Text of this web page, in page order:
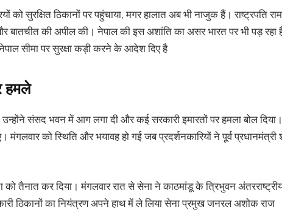
को सुरक्षित ठिकानों पर पहुंचाया, मगर हालात अब भी नाजुक हैं। राष्ट्रपति राम
बातचीत की अपील की। नेपाल की इस अशांति का असर भारत पर भी पड़ रहा
सीमा पर सुरक्षा कड़ी करने के आदेश दिए है
हमले
संसद भवन में आग लगा दी और कई सरकारी इमारतों पर हमला बोल दिया।
को स्थिति और भयावह हो गई जब प्रदर्शनकारियों ने पूर्व प्रधानमंत्री
तैनात कर दिया। मंगलवार रात से सेना ने काठमांडू के त्रिभुवन
ठिकानों का नियंत्रण अपने हाथ में ले लिया सेना प्रमुख जनरल अशोक राज